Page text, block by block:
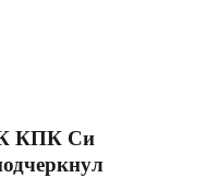
КПК Си